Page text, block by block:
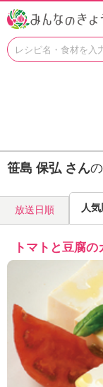
笹島 保弘 さん
放送日順 人気
トマトと豆腐